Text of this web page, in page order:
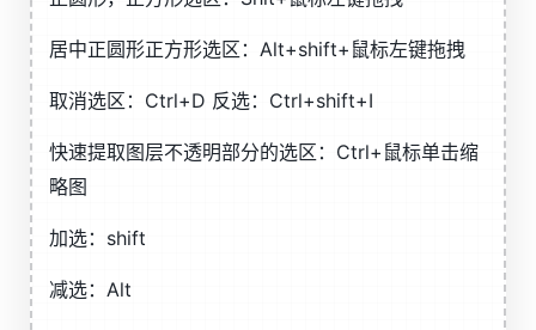
居中正圆形正方形选区：Alt+shift+鼠标左键拖拽
取消选区：Ctrl+D 反选：Ctrl+shift+I
快速提取图层不透明部分的选区：Ctrl+鼠标单击缩
略图
加选：shift
减选：Alt